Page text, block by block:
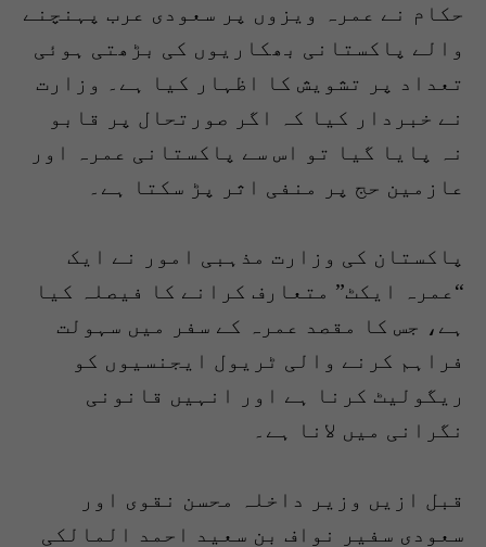
حکام نے عمرہ ویزوں پر سعودی عرب پہنچنے
والے پاکستانی بھکاریوں کی بڑھتی ہوئی
تعداد پر تشویش کا اظہار کیا ہے۔ وزارت
نے خبردار کیا کہ اگر صورتحال پر قابو
نہ پایا گیا تو اس سے پاکستانی عمرہ اور
عازمین حج پر منفی اثر پڑ سکتا ہے۔
پاکستان کی وزارت مذہبی امور نے ایک
“عمرہ ایکٹ” متعارف کرانے کا فیصلہ کیا
ہے، جس کا مقصد عمرہ کے سفر میں سہولت
فراہم کرنے والی ٹریول ایجنسیوں کو
ریگولیٹ کرنا ہے اور انہیں قانونی
نگرانی میں لانا ہے۔
قبل ازیں وزیر داخلہ محسن نقوی اور
سعودی سفیر نواف بن سعید احمد المالکی